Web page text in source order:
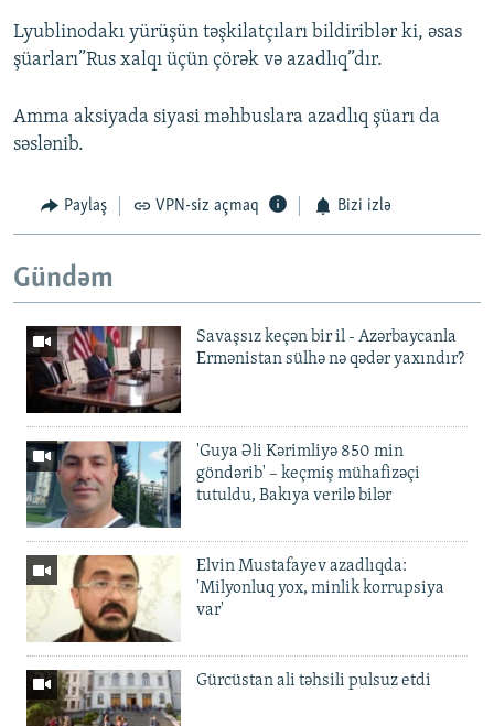
Lyublinodakı yürüşün təşkilatçıları bildiriblər ki, əsas
şüarları”Rus xalqı üçün çörək və azadlıq”dır.
Amma aksiyada siyasi məhbuslara azadlıq şüarı da
səslənib.
Paylaş VPN-siz açmaq Bizi izlə
Gündəm
Savaşsız keçən bir il - Azərbaycanla
Ermənistan sülhə nə qədər yaxındır?
'Guya Əli Kərimliyə 850 min
göndərib' – keçmiş mühafizəçi
tutuldu, Bakıya verilə bilər
Elvin Mustafayev azadlıqda:
'Milyonluq yox, minlik korrupsiya
var'
Gürcüstan ali təhsili pulsuz etdi